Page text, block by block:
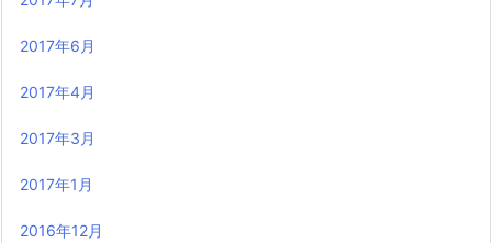
2017年6月
2017年4月
2017年3月
2017年1月
2016年12月